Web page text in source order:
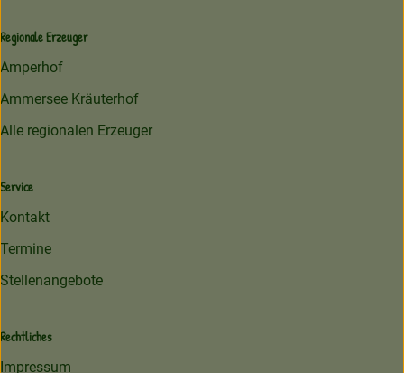
Regionale Erzeuger
Amperhof
Ammersee Kräuterhof
Alle regionalen Erzeuger
Service
Kontakt
Termine
Stellenangebote
Rechtliches
Impressum